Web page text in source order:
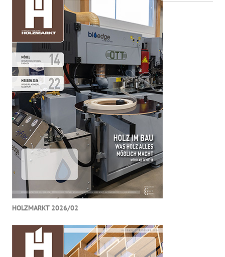
HOLZMARKT 2026/02